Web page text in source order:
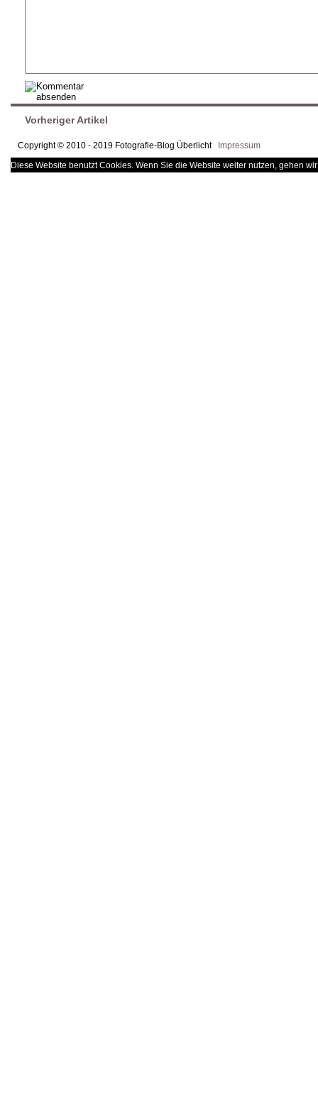
Vorheriger Artikel
Copyright © 2010 - 2019 Fotografie-Blog Überlicht
Impressum
Diese Website benutzt Cookies. Wenn Sie die Website weiter nutzen, gehen